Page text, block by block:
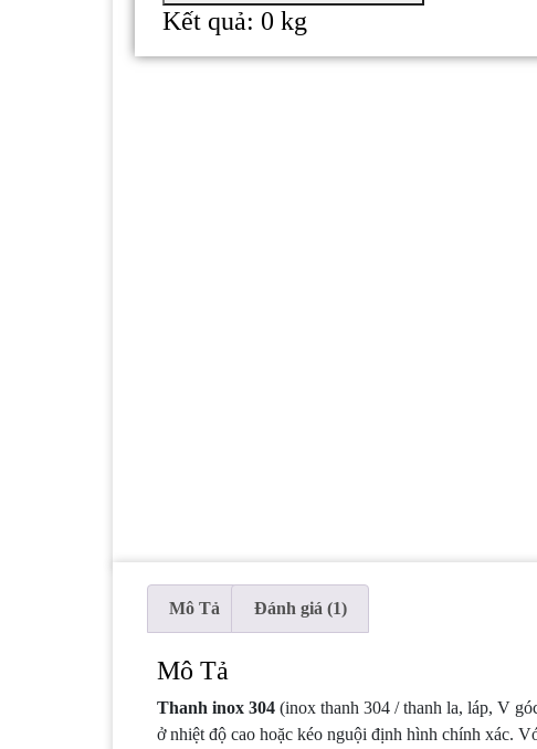
Kết quả: 0 kg
Mô Tả Đánh giá (1)
Mô Tả
Thanh inox 304 (inox thanh 304 / thanh la, láp, V
ở nhiệt độ cao hoặc kéo nguội định hình chính xác.